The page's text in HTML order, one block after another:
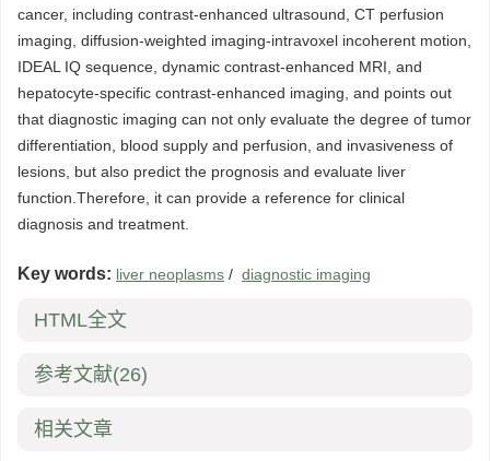
cancer, including contrast-enhanced ultrasound, CT perfusion
imaging, diffusion-weighted imaging-intravoxel incoherent motion,
IDEAL IQ sequence, dynamic contrast-enhanced MRI, and
hepatocyte-specific contrast-enhanced imaging, and points out
that diagnostic imaging can not only evaluate the degree of tumor
differentiation, blood supply and perfusion, and invasiveness of
lesions, but also predict the prognosis and evaluate liver
function.Therefore, it can provide a reference for clinical
diagnosis and treatment.
Key words: liver neoplasms / diagnostic imaging
HTML全文
参考文献(26)
相关文章